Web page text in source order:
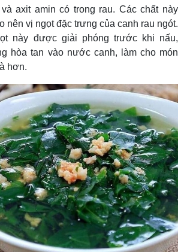
axit amin có trong rau. Các chất này
nên vị ngọt đặc trưng của canh rau ngót.
này được giải phóng trước khi nấu,
hòa tan vào nước canh, làm cho món
hơn.